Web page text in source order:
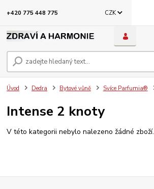
CZK
+420 775 448 775
Úvod Dedra Bytové vůně Svíce Parfumia®
Intense 2 knoty
V této kategorii nebylo nalezeno žádné zboží.